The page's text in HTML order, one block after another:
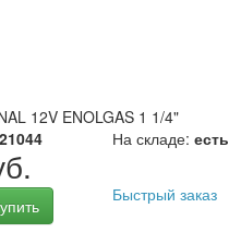
12V ENOLGAS 1 1/4"
На складе: есть
Быстрый заказ